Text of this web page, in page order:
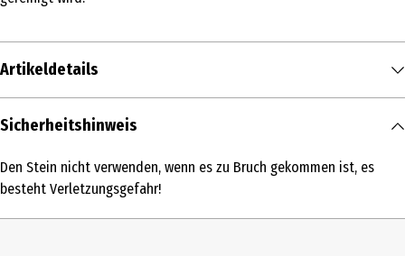
Artikeldetails
Inhalt
Produkttyp
Sicherheitshinweis
Den Stein nicht verwenden, wenn es zu Bruch gekommen ist, es
besteht Verletzungsgefahr!